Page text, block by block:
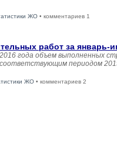
ЖО • комментариев 1
работ за январь-
года объем выполненных
периодом
ЖО • комментариев 2